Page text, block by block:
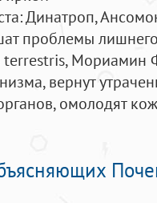
: Динатроп,
проблемы
Мориамин
вернут
омолодят